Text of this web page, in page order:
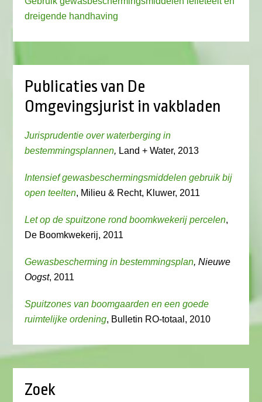
dreigende handhaving
Publicaties van De
Omgevingsjurist in vakbladen
Jurisprudentie over waterberging in
bestemmingsplannen, Land + Water, 2013
Intensief gewasbeschermingsmiddelen gebruik bij
open teelten, Milieu & Recht, Kluwer, 2011
Let op de spuitzone rond boomkwekerij percelen,
De Boomkwekerij, 2011
Gewasbescherming in bestemmingsplan, Nieuwe
Oogst, 2011
Spuitzones van boomgaarden en een goede
ruimtelijke ordening, Bulletin RO-totaal, 2010
Zoek